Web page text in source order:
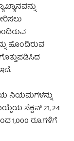
ಹೊಂದಿರುವ
ನಿಯಮಗಳನ್ನು
ಸೆಕ್ಷನ್ 21, 24
1,000 ರೂ.ಗಳಿಗೆ